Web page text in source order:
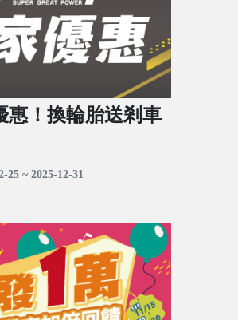
惠！換輪胎送剎車
25 ~ 2025-12-31